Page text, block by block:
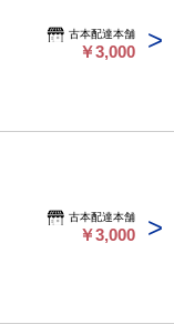
古本配達本舗
￥3,000
古本配達本舗
￥3,000